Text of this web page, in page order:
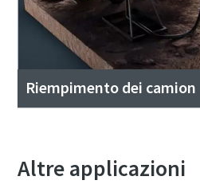
Riempimento dei camion
Altre applicazioni